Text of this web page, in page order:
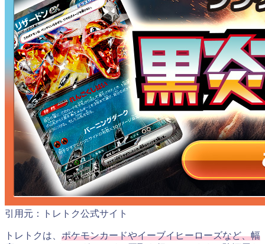
引用元：トレトク公式サイト
トレトクは、 ポケモンカードやイーブイヒーローズなど、幅